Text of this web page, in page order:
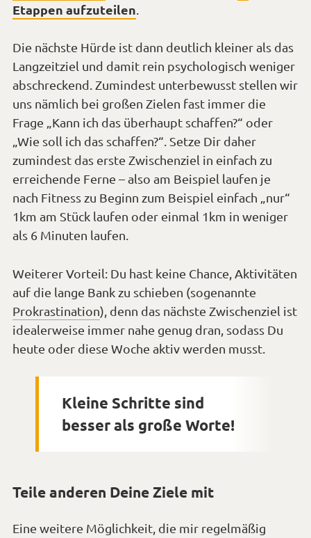
Etappen aufzuteilen
Die nächste Hürde ist dann deutlich kleiner als das
Langzeitziel und damit rein psychologisch weniger
abschreckend. Zumindest unterbewusst stellen wir
uns nämlich bei großen Zielen fast immer die
Frage „Kann ich das überhaupt schaffen?“ oder
„Wie soll ich das schaffen?“. Setze Dir daher
zumindest das erste Zwischenziel in einfach zu
erreichende Ferne – also am Beispiel laufen je
nach Fitness zu Beginn zum Beispiel einfach „nur“
1km am Stück laufen oder einmal 1km in weniger
als 6 Minuten laufen.
Weiterer Vorteil: Du hast keine Chance, Aktivitäten
auf die lange Bank zu schieben (sogenannte
Prokrastination), denn das nächste Zwischenziel ist
idealerweise immer nahe genug dran, sodass Du
heute oder diese Woche aktiv werden musst.
Kleine Schritte sind
besser als große Worte!
Teile anderen Deine Ziele mit
Eine weitere Möglichkeit, die mir regelmäßig